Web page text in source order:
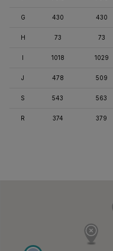
G 430 430
H 73 73
I 1018 1029
J 478 509
S 543 563
R 374 379